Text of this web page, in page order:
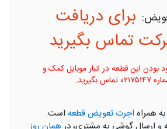
برای دریافت
تماس بگیرید
بودن این قطعه در انبار موبایل کمک و
همراه اجرت تعویض قطعه است.